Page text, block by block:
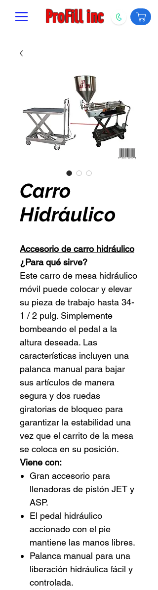
ProFill inc
Carro
Hidráulico
Accesorio de carro hidráulico
¿Para qué sirve?
Este carro de mesa hidráulico
móvil puede colocar y elevar
su pieza de trabajo hasta 34-
1 / 2 pulg. Simplemente
bombeando el pedal a la
altura deseada. Las
características incluyen una
palanca manual para bajar
sus artículos de manera
segura y dos ruedas
giratorias de bloqueo para
garantizar la estabilidad una
vez que el carrito de la mesa
se coloca en su posición.
Viene con:
Gran accesorio para
llenadoras de pistón JET y
ASP.
El pedal hidráulico
accionado con el pie
mantiene las manos libres.
Palanca manual para una
liberación hidráulica fácil y
controlada.